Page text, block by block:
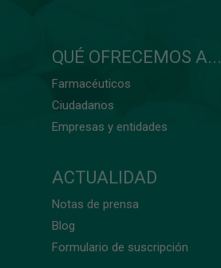
QUÉ OFRECEMOS A...
Farmacéuticos
Ciudadanos
Empresas y entidades
ACTUALIDAD
Notas de prensa
Blog
Formulario de suscripción